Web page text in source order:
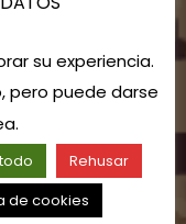
su experiencia.
pero puede darse
Rehusar
de cookies